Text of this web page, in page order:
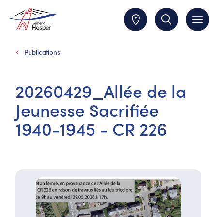
Publications
20260429_Allée de la
Jeunesse Sacrifiée
1940-1945 - CR 226